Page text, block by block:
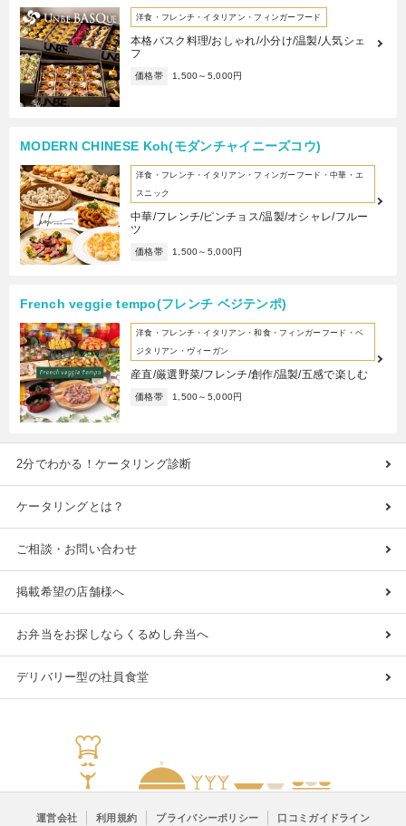
洋食・フレンチ・イタリアン・フィンガーフード
本格バスク料理/おしゃれ/小分け/温製/人気シェ
フ
価格帯 1,500～5,000円
MODERN CHINESE Koh(モダンチャイニーズコウ)
洋食・フレンチ・イタリアン・フィンガーフード・中華・エ
スニック
中華/フレンチ/ピンチョス/温製/オシャレ/フルー
ツ
価格帯 1,500～5,000円
French veggie tempo(フレンチ ベジテンポ)
洋食・フレンチ・イタリアン・和食・フィンガーフード・ベ
ジタリアン・ヴィーガン
産直/厳選野菜/フレンチ/創作/温製/五感で楽しむ
価格帯 1,500～5,000円
2分でわかる！ケータリング診断
ケータリングとは？
ご相談・お問い合わせ
掲載希望の店舗様へ
お弁当をお探しならくるめし弁当へ
デリバリー型の社員食堂
運営会社 利用規約 プライバシーポリシー 口コミガイドライン